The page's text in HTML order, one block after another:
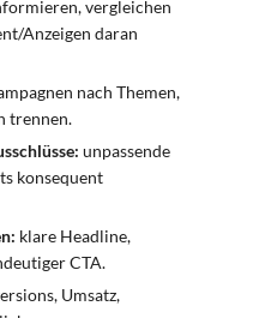
vergleichen
Anzeigen daran
nach Themen,
trennen.
unpassende
konsequent
klare Headline,
CTA.
Umsatz,